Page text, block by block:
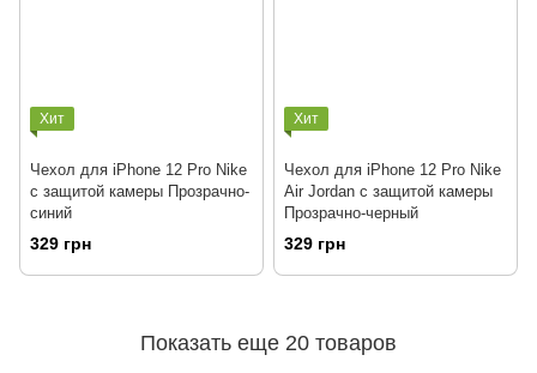
Хит
Чехол для iPhone 12 Pro Nike
с защитой камеры Прозрачно-
синий
329 грн
Хит
Чехол для iPhone 12 Pro Nike
Air Jordan с защитой камеры
Прозрачно-черный
329 грн
Показать еще 20 товаров